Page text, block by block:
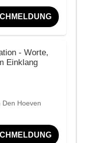
- Worte,
Einklang
Den Hoeven